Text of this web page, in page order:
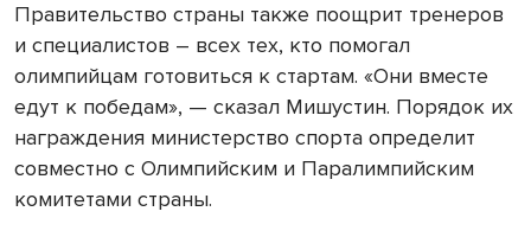
Правительство страны также поощрит тренеров
и специалистов – всех тех, кто помогал
олимпийцам готовиться к стартам. «Они вместе
едут к победам», — сказал Мишустин. Порядок их
награждения министерство спорта определит
совместно с Олимпийским и Паралимпийским
комитетами страны.